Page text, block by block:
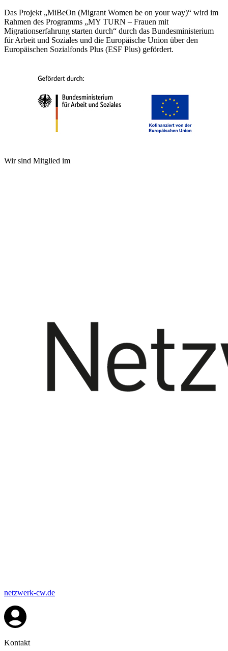
Das Projekt „MiBeOn (Migrant Women be on your way)“ wird im
Rahmen des Programms „MY TURN – Frauen mit
Migrationserfahrung starten durch“ durch das Bundesministerium
für Arbeit und Soziales und die Europäische Union über den
Europäischen Sozialfonds Plus (ESF Plus) gefördert.
Wir sind Mitglied im
netzwerk-cw.de
Kontakt